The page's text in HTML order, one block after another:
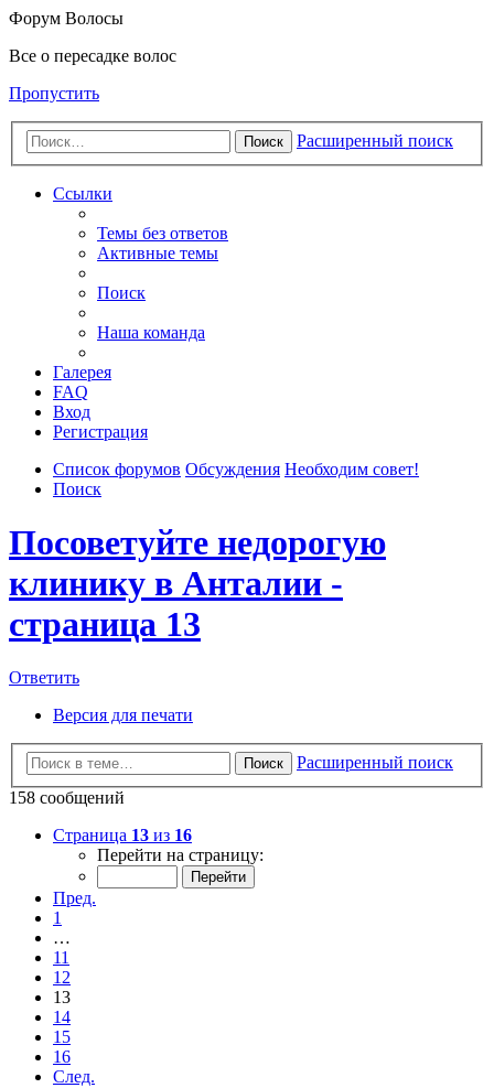
Форум Волосы
Все о пересадке волос
Пропустить
Поиск Расширенный поиск
Ссылки
Темы без ответов
Активные темы
Поиск
Наша команда
Галерея
FAQ
Вход
Регистрация
Список форумов Обсуждения Необходим совет!
Поиск
Посоветуйте недорогую
клинику в Анталии -
страница 13
Ответить
Версия для печати
Поиск
Расширенный поиск
158 сообщений
Страница 13 из 16
Перейти на страницу:
Пред.
1
…
11
12
13
14
15
16
След.